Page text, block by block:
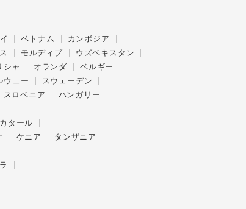
ベトナム
カンボジア
モルディブ
ウズベキスタン
シャ オランダ
ベルギー
ウェー
スウェーデン
スロベニア
ハンガリー
カタール
ケニア
タンザニア